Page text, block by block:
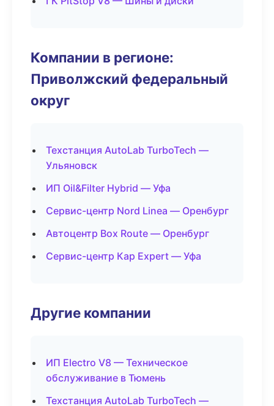
Компании в регионе:
Приволжский федеральный
округ
Техстанция AutoLab TurboTech —
Ульяновск
ИП Oil&Filter Hybrid — Уфа
Сервис-центр Nord Linea — Оренбург
Автоцентр Box Route — Оренбург
Сервис-центр Кар Expert — Уфа
Другие компании
ИП Electro V8 — Техническое
обслуживание в Тюмень
Техстанция AutoLab TurboTech —